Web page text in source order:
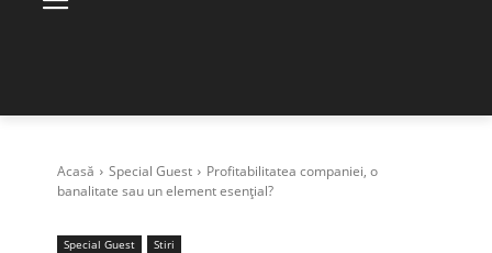
Acasă Special Guest
Profitabilitatea companiei, o
banalitate sau un element esențial?
Special Guest Stiri